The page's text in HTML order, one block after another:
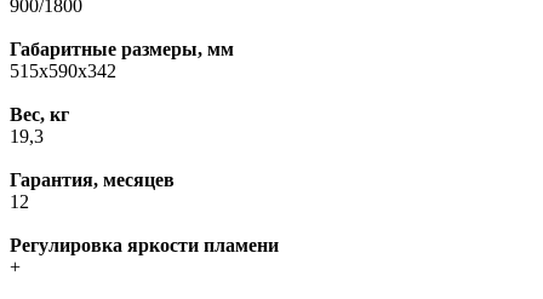
900/1800
Габаритные размеры, мм
515x590x342
Вес, кг
19,3
Гарантия, месяцев
12
Регулировка яркости пламени
+